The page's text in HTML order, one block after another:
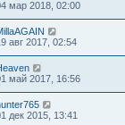
мар 2018, 02:00
авг 2017, 02:54
май 2017, 16:56
дек 2015, 13:41